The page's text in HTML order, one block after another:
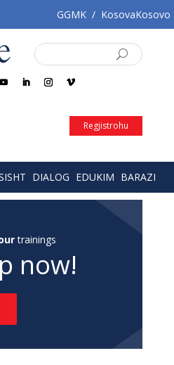
GGMK / KosovaKosovo
Regjistrohu
DIALOG EDUKIM BARAZI
trainings
now!